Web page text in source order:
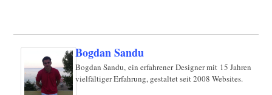
Bogdan Sandu
Bogdan Sandu, ein erfahrener Designer mit 15 Jahren
vielfältiger Erfahrung, gestaltet seit 2008 Websites.